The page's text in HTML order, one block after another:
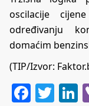
oscilacije
određivanju
domaćim
(TIP/Izvor: